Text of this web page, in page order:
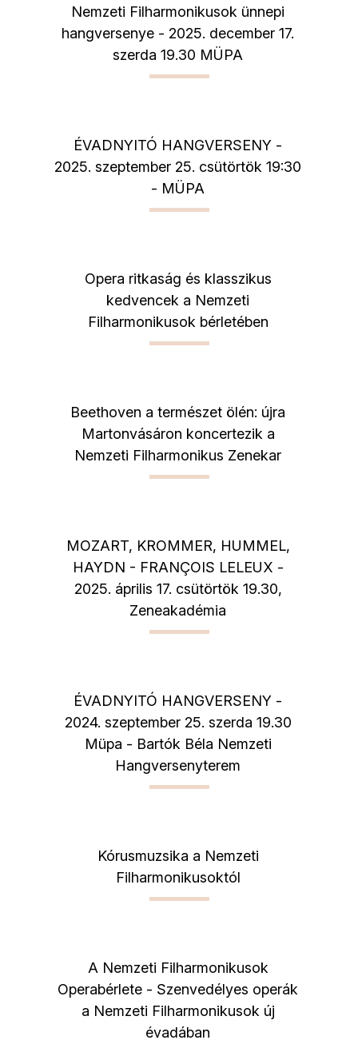
Nemzeti Filharmonikusok ünnepi
hangversenye - 2025. december 17.
szerda 19.30 MÜPA
ÉVADNYITÓ HANGVERSENY -
2025. szeptember 25. csütörtök 19:30
- MÜPA
Opera ritkaság és klasszikus
kedvencek a Nemzeti
Filharmonikusok bérletében
Beethoven a természet ölén: újra
Martonvásáron koncertezik a
Nemzeti Filharmonikus Zenekar
MOZART, KROMMER, HUMMEL,
HAYDN - FRANÇOIS LELEUX -
2025. április 17. csütörtök 19.30,
Zeneakadémia
ÉVADNYITÓ HANGVERSENY -
2024. szeptember 25. szerda 19.30
Müpa - Bartók Béla Nemzeti
Hangversenyterem
Kórusmuzsika a Nemzeti
Filharmonikusoktól
A Nemzeti Filharmonikusok
Operabérlete - Szenvedélyes operák
a Nemzeti Filharmonikusok új
évadában